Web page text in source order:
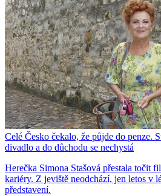
Celé Česko čekalo, že půjde do penze.
divadlo a do důchodu se nechystá
Herečka Simona Stašová přestala točit
kariéry. Z jeviště neodchází, jen letos v
představení.